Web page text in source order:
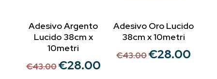
Adesivo Argento
Lucido 38cm x
10metri
€43.00 Il
€28.00Il
Adesivo Oro Lucido
38cm x 10metri
€43.00 Il
€28.00